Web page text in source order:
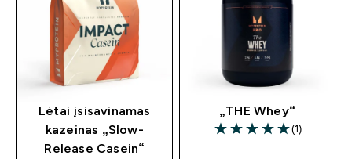
Lėtai įsisavinamas
kazeinas „Slow-
Release Casein“
„THE Whey“
5 out of 5 stars
(1)